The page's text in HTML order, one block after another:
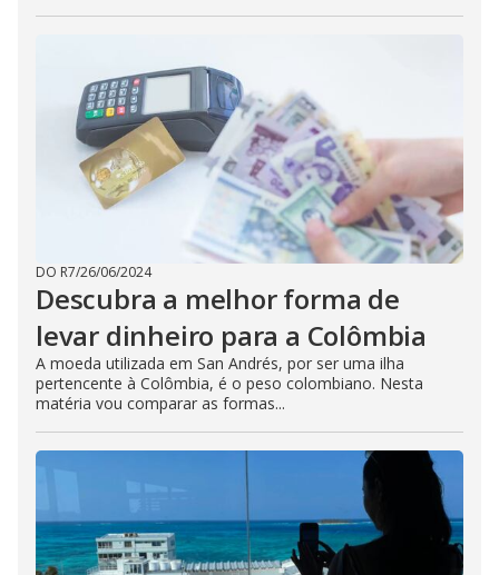
DO R7/26/06/2024
Descubra a melhor forma de
levar dinheiro para a Colômbia
A moeda utilizada em San Andrés, por ser uma ilha
pertencente à Colômbia, é o peso colombiano. Nesta
matéria vou comparar as formas...